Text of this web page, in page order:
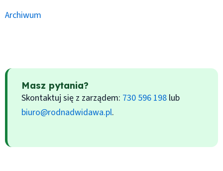
Archiwum
Masz pytania?
Skontaktuj się z zarządem: 730 596 198 lub
biuro@rodnadwidawa.pl.